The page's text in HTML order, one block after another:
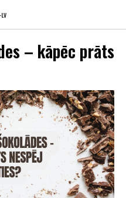
– kāpēc prāts